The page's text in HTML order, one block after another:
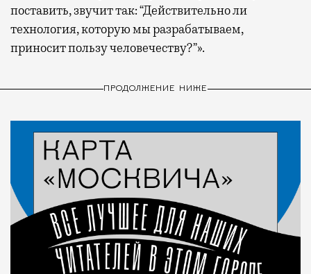
поставить, звучит так: “Действительно ли
технология, которую мы разрабатываем,
приносит пользу человечеству?”».
ПРОДОЛЖЕНИЕ НИЖЕ